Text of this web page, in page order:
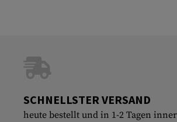
SCHNELLSTER VERSAND
heute bestellt und in 1-2 Tagen